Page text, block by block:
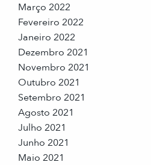
Março 2022
Fevereiro 2022
Janeiro 2022
Dezembro 2021
Novembro 2021
Outubro 2021
Setembro 2021
Agosto 2021
Julho 2021
Junho 2021
Maio 2021